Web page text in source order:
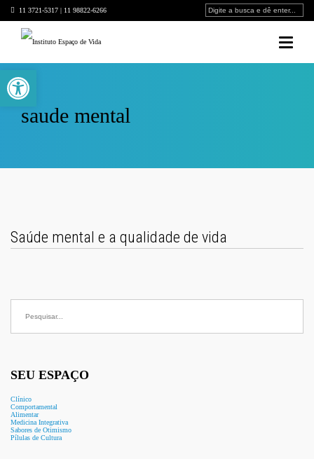
11 3721-5317 | 11 98822-6266
saude mental
Saúde mental e a qualidade de vida
Buscar
SEU ESPAÇO
Clínico
Comportamental
Alimentar
Medicina Integrativa
Sabores de Otimismo
Pílulas de Cultura
Barra de Ferramentas Aberta